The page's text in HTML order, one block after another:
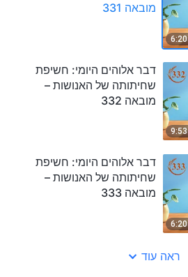
6:20
מובאה 331
9:53
דבר אלוהים היומי: חשיפת
שחיתותה של האנושות –
מובאה 332
6:20
דבר אלוהים היומי: חשיפת
שחיתותה של האנושות –
מובאה 333
ראה עוד